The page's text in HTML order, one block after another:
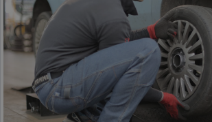
PRODUCATORI
MARCA AUTO
BLOG
B2B - COLABORARE
CONT
CONTACT